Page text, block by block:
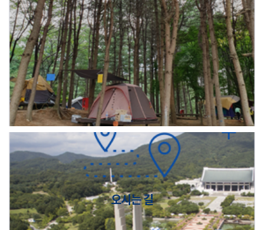
오시는 길